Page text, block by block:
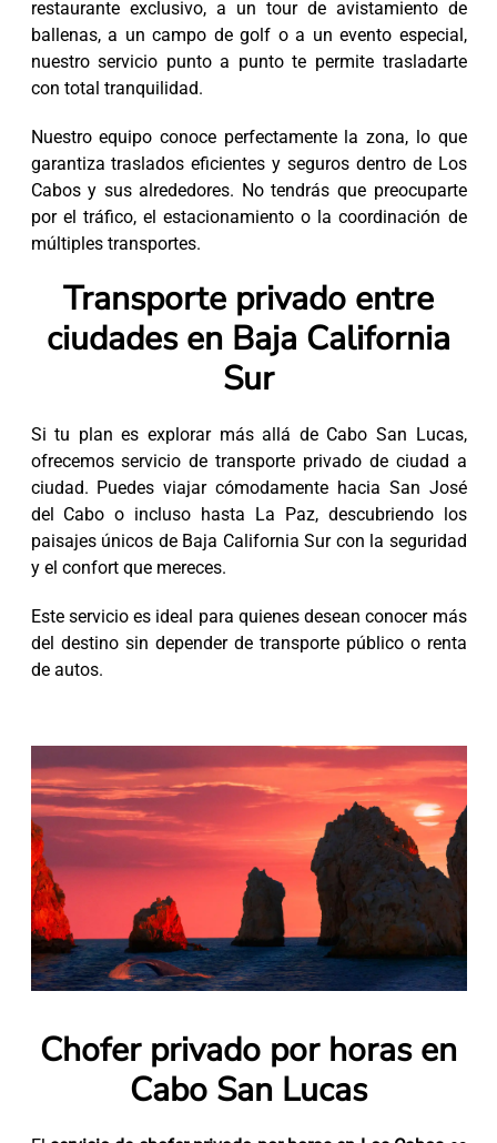
restaurante exclusivo, a un tour de avistamiento de
ballenas, a un campo de golf o a un evento especial,
nuestro servicio punto a punto te permite trasladarte
con total tranquilidad.
Nuestro equipo conoce perfectamente la zona, lo que
garantiza traslados eficientes y seguros dentro de Los
Cabos y sus alrededores. No tendrás que preocuparte
por el tráfico, el estacionamiento o la coordinación de
múltiples transportes.
Transporte privado entre
ciudades en Baja California
Sur
Si tu plan es explorar más allá de Cabo San Lucas,
ofrecemos servicio de transporte privado de ciudad a
ciudad. Puedes viajar cómodamente hacia San José
del Cabo o incluso hasta La Paz, descubriendo los
paisajes únicos de Baja California Sur con la seguridad
y el confort que mereces.
Este servicio es ideal para quienes desean conocer más
del destino sin depender de transporte público o renta
de autos.
Chofer privado por horas en
Cabo San Lucas